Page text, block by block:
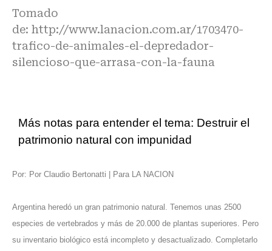
Tomado
de: http://www.lanacion.com.ar/1703470-
trafico-de-animales-el-depredador-
silencioso-que-arrasa-con-la-fauna
Más notas para entender el tema: Destruir el
patrimonio natural con impunidad
Por: Por Claudio Bertonatti | Para LA NACION
Argentina heredó un gran patrimonio natural. Tenemos unas 2500
especies de vertebrados y más de 20.000 de plantas superiores. Pero
su inventario biológico está incompleto y desactualizado. Completarlo